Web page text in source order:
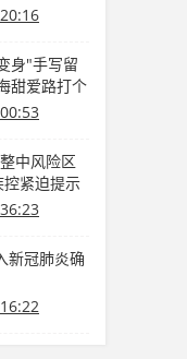
身"手写留
甜爱路打个
中风险区
紧迫提示
新冠肺炎确